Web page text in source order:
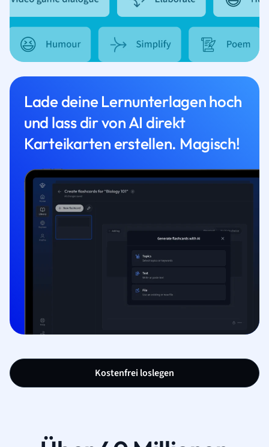
Lade deine Lernunterlagen hoch
und lass dir von AI direkt
Karteikarten erstellen. Magisch!
Kostenfrei loslegen